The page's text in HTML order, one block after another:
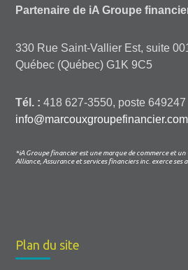
Partenaire de iA Groupe
330 Rue Saint-Vallier Est, suite
Québec (Québec) G1K 9C5
Tél. : 418 627-3550, poste 649247
info@marcouxgroupefinancier.com
*iA Groupe financier est une marque de commerce et
Alliance, Assurance et services financiers inc. exerce ses
Plan du site